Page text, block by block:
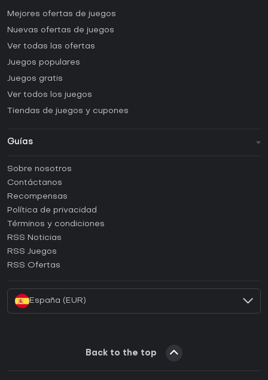
Mejores ofertas de juegos
Nuevas ofertas de juegos
Ver todas las ofertas
Juegos populares
Juegos gratis
Ver todos los juegos
Tiendas de juegos y cupones
Guías
Guías y tutoriales
¿Cómo activar una CD Key de Steam?
¿Cómo activar una CD Key de Epic Games?
¿Cómo activar una CD Key de GOG?
¿Cómo activar una CD Key de Ubisoft Connect?
Sobre nosotros
Contáctanos
Recompensas
Política de privacidad
Términos y condiciones
RSS Noticias
RSS Juegos
RSS Ofertas
España (EUR)
Back to the top